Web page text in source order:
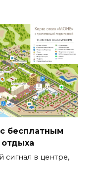
бесплатным
сигнал в центре,